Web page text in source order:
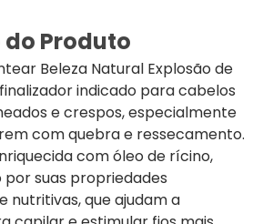
Produto
Beleza Natural Explosão de
indicado para cabelos
e crespos, especialmente
com quebra e ressecamento.
com óleo de rícino,
suas propriedades
nutritivas, que ajudam a